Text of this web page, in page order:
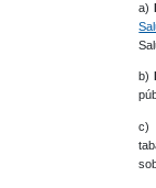
a)
b)
c)